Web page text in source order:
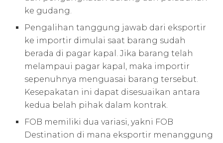
ke gudang.
Pengalihan tanggung jawab dari eksportir
ke importir dimulai saat barang sudah
berada di pagar kapal. Jika barang telah
melampaui pagar kapal, maka importir
sepenuhnya menguasai barang tersebut.
Kesepakatan ini dapat disesuaikan antara
kedua belah pihak dalam kontrak.
FOB memiliki dua variasi, yakni FOB
Destination di mana eksportir menanggung